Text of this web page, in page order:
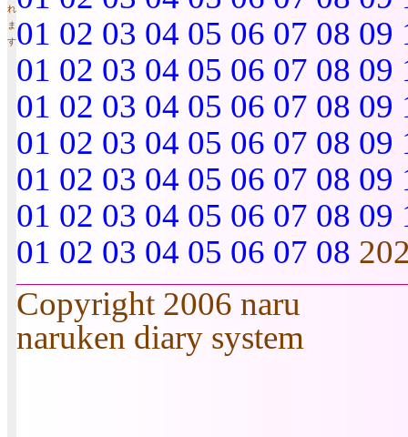
れ
ま
す01 02 03 04 05 06 07 08 09
01 02 03 04 05 06 07 08 09
01 02 03 04 05 06 07 08 09
01 02 03 04 05 06 07 08 09
01 02 03 04 05 06 07 08 09
01 02 03 04 05 06 07 08 09
01 02 03 04 05 06 07 08
Copyright 2006 naru
naruken diary system